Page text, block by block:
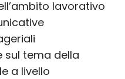
lavorativo
sul tema della
a livello